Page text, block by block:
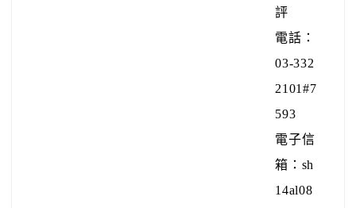
評
電話：
03-332
2101#7
593
電子信
箱：sh
14al08